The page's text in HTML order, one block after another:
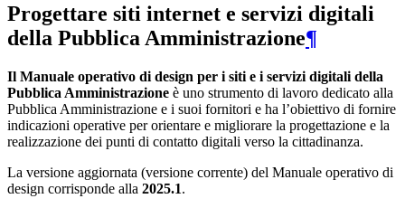
Progettare siti internet e servizi digitali
della Pubblica Amministrazione¶
Il Manuale operativo di design per i siti e i servizi digitali della
Pubblica Amministrazione è uno strumento di lavoro dedicato alla
Pubblica Amministrazione e i suoi fornitori e ha l’obiettivo di fornire
indicazioni operative per orientare e migliorare la progettazione e la
realizzazione dei punti di contatto digitali verso la cittadinanza.
La versione aggiornata (versione corrente) del Manuale operativo di
design corrisponde alla 2025.1.